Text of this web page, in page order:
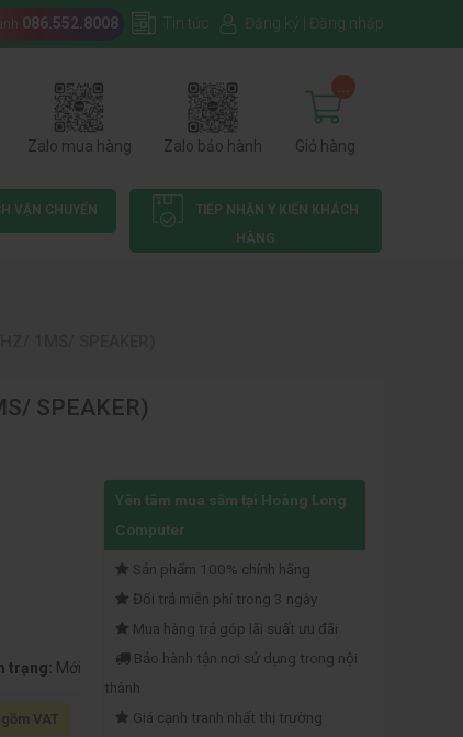
086.552.8008 Tin tức Đăng ký Đăng nhập
Zalo mua hàng Zalo bảo hành Giỏ hàng
VẬN CHUYỂN
TIẾP NHẬN Ý KIẾN KHÁCH
HÀNG
SPEAKER)
Yên tâm mua sắm tại Hoàng Long
Computer
Sản phẩm 100% chính hãng
Đổi trả miễn phí trong 3 ngày
Mua hàng trả góp lãi suất ưu đãi
Bảo hành tận nơi sử dụng trong nội
thành
Giá cạnh tranh nhất thị trường
trạng: Mới
VAT